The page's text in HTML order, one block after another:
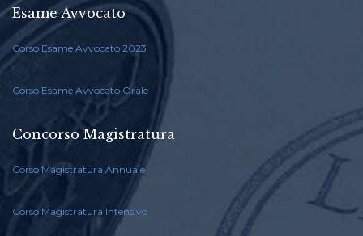
Esame Avvocato
Corso Esame Avvocato 2023
Corso Esame Avvocato Orale
Concorso Magistratura
Corso Magistratura Annuale
Corso Magistratura Intensivo